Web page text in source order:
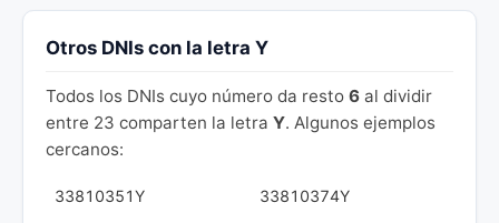
Otros DNIs con la letra Y
Todos los DNIs cuyo número da resto 6 al dividir
entre 23 comparten la letra Y. Algunos ejemplos
cercanos:
33810351Y 33810374Y